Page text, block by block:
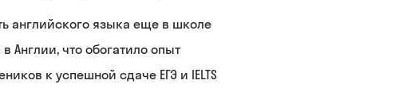
английского языка еще в школе
Англии, что обогатило опыт
к успешной сдаче ЕГЭ и IELTS